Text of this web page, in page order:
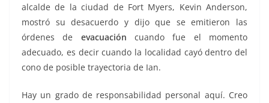
alcalde de la ciudad de Fort Myers, Kevin Anderson,
mostró su desacuerdo y dijo que se emitieron las
órdenes de evacuación cuando fue el momento
adecuado, es decir cuando la localidad cayó dentro del
cono de posible trayectoria de Ian.
Hay un grado de responsabilidad personal aquí. Creo